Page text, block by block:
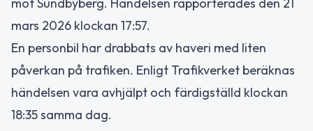
mars 2026 klockan 17:57.
En personbil har drabbats av haveri med liten
påverkan på trafiken. Enligt Trafikverket beräknas
händelsen vara avhjälpt och färdigställd klockan
18:35 samma dag.